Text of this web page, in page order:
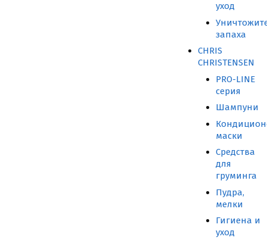
уход
запаха
CHRIS
CHRISTENSEN
PRO-LINE
серия
Шампуни
маски
Средства
для
груминга
Пудра,
мелки
Гигиена и
уход